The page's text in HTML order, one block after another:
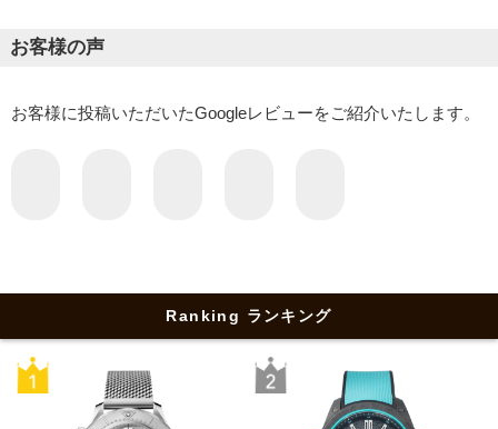
お客様の声
お客様に投稿いただいたGoogleレビューをご紹介いたします。
Ranking ランキング